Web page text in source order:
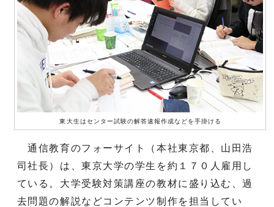
東大生はセンター試験の解答速報作成などを手掛ける
通信教育のフォーサイト（本社東京都、山田浩
司社長）は、東京大学の学生を約１７０人雇用し
ている。大学受験対策講座の教材に盛り込む、過
去問題の解説などコンテンツ制作を担当してい